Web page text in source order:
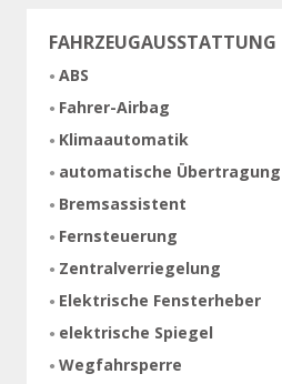
FAHRZEUGAUSSTATTUNG
ABS
Fahrer-Airbag
Klimaautomatik
automatische Übertragung
Bremsassistent
Fernsteuerung
Zentralverriegelung
Elektrische Fensterheber
elektrische Spiegel
Wegfahrsperre